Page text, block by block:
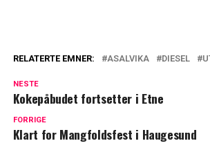
RELATERTE EMNER: ASALVIKA DIESEL
NESTE
Kokepåbudet fortsetter i Etne
FORRIGE
Klart for Mangfoldsfest i Haugesund